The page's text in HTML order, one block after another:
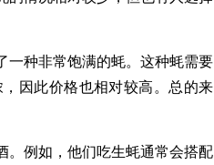
种非常饱满的蚝。这种蚝需要
因此价格也相对较高。总的来
例如，他们吃生蚝通常会搭配